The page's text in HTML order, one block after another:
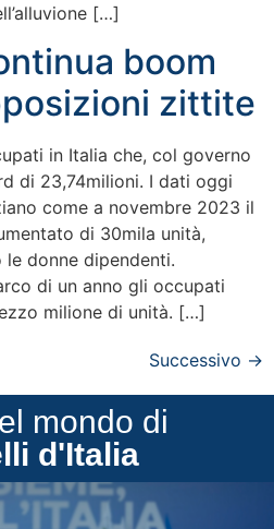
[…]
boom
zittite
in Italia che, col governo
di 23,74milioni. I dati oggi
come a novembre 2023 il
di 30mila unità,
donne dipendenti.
di un anno gli occupati
milione di unità. […]
Successivo →
mondo di
d'Italia